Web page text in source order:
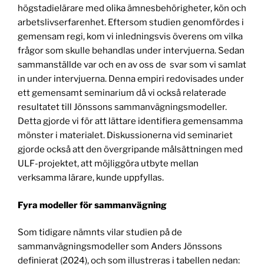
högstadielärare med olika ämnesbehörigheter, kön och
arbetslivserfarenhet. Eftersom studien genomfördes i
gemensam regi, kom vi inledningsvis överens om vilka
frågor som skulle behandlas under intervjuerna. Sedan
sammanställde var och en av oss de svar som vi samlat
in under intervjuerna. Denna empiri redovisades under
ett gemensamt seminarium då vi också relaterade
resultatet till Jönssons sammanvägningsmodeller.
Detta gjorde vi för att lättare identifiera gemensamma
mönster i materialet. Diskussionerna vid seminariet
gjorde också att den övergripande målsättningen med
ULF-projektet, att möjliggöra utbyte mellan
verksamma lärare, kunde uppfyllas.
Fyra modeller för sammanvägning
Som tidigare nämnts vilar studien på de
sammanvägningsmodeller som Anders Jönssons
definierat (2024), och som illustreras i tabellen nedan: